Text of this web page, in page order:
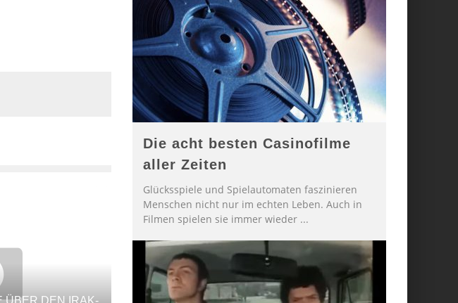
ÜBER DEN IRAK-
Die acht besten Casinofilme
aller Zeiten
Glücksspiele und Spielautomaten faszinieren
Menschen nicht nur im echten Leben. Auch in
Filmen spielen sie immer wieder ...